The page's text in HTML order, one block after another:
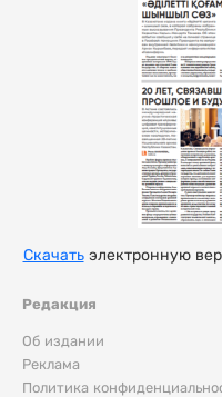
Редакция
Об издании
Реклама
Политика
Скачатьэлектронную